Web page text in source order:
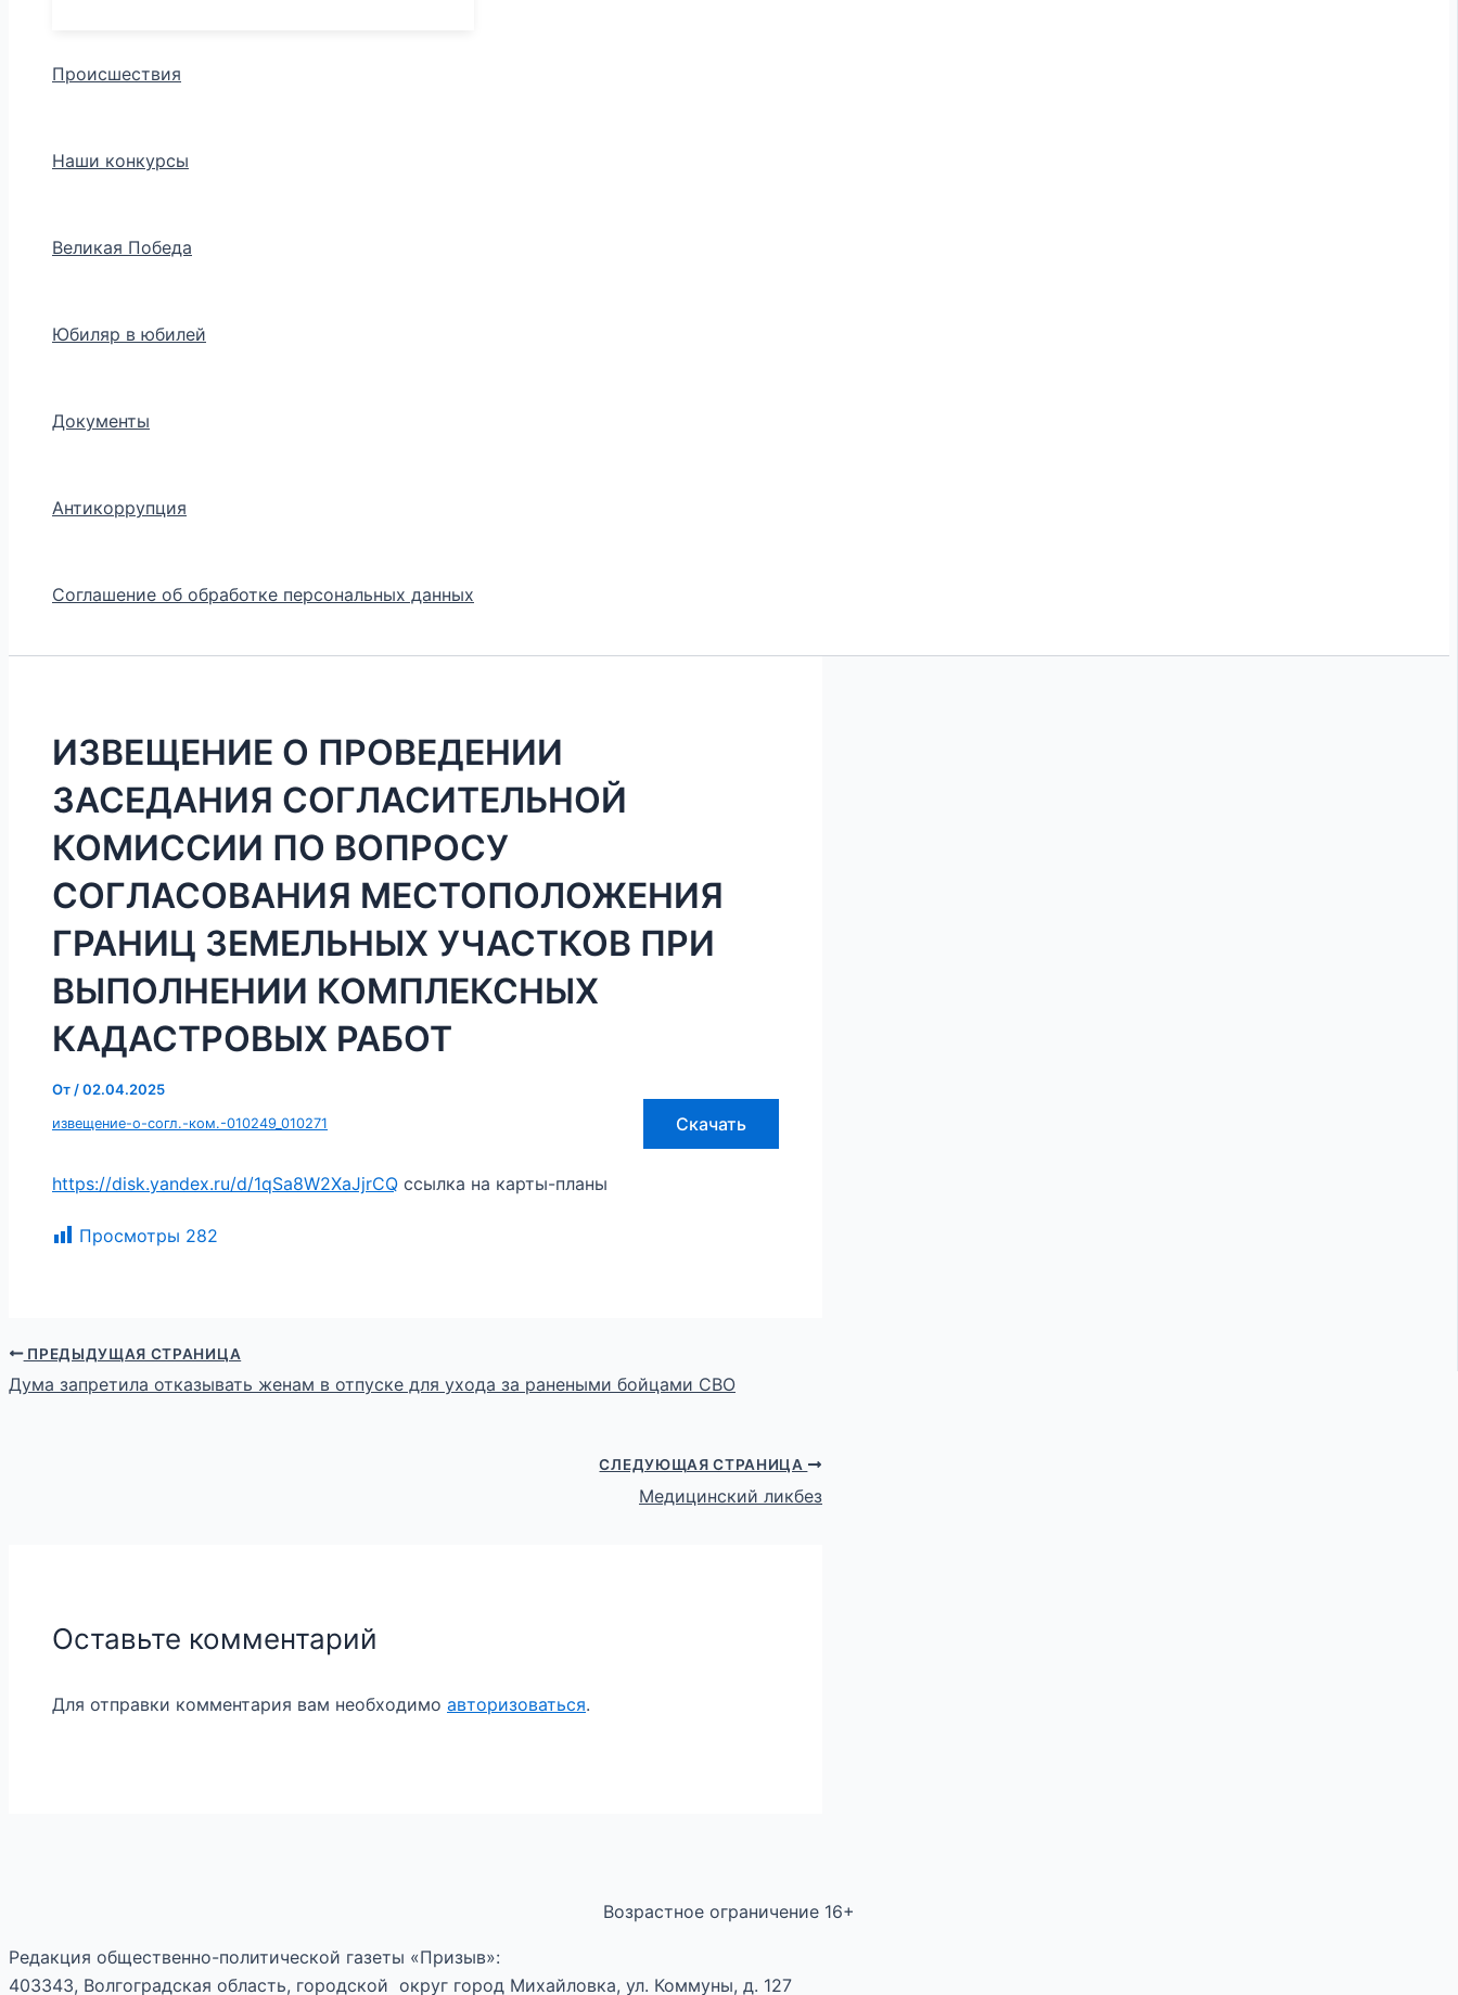
Происшествия
Наши конкурсы
Великая Победа
Юбиляр в юбилей
Документы
Антикоррупция
Соглашение об обработке персональных данных
ИЗВЕЩЕНИЕ О ПРОВЕДЕНИИ
ЗАСЕДАНИЯ СОГЛАСИТЕЛЬНОЙ
КОМИССИИ ПО ВОПРОСУ
СОГЛАСОВАНИЯ МЕСТОПОЛОЖЕНИЯ
ГРАНИЦ ЗЕМЕЛЬНЫХ УЧАСТКОВ ПРИ
ВЫПОЛНЕНИИ КОМПЛЕКСНЫХ
КАДАСТРОВЫХ РАБОТ
От /02.04.2025
извещение-о-согл.-ком.-010249_010271 Скачать
https://disk.yandex.ru/d/1qSa8W2XaJjrCQ ссылка на карты-планы
Просмотры 282
ПРЕДЫДУЩАЯ СТРАНИЦА
Дума запретила отказывать женам в отпуске для ухода за ранеными бойцами СВО
СЛЕДУЮЩАЯ СТРАНИЦА
Медицинский ликбез
Оставьте комментарий
Для отправки комментария вам необходимо авторизоваться.
Возрастное ограничение 16+
Редакция общественно-политической газеты «Призыв»:
403343, Волгоградская область, городской округ город Михайловка, ул. Коммуны, д. 127